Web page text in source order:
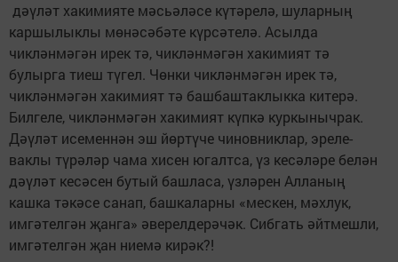
дәүләт хакимияте мәсьәләсе күтәрелә, шуларның
каршылыклы мөнәсәбәте күрсәтелә. Асылда
чикләнмәгән ирек тә, чикләнмәгән хакимият тә
булырга тиеш түгел. Чөнки чикләнмәгән ирек тә,
чикләнмәгән хакимият тә башбаштаклыкка китерә.
Билгеле, чикләнмәгән хакимият күпкә куркынычрак.
Дәүләт исеменнән эш йөртүче чиновниклар, эреле-
ваклы түрәләр чама хисен югалтса, үз кесәләре белән
дәүләт кесәсен бутый башласа, үзләрен Алланың
кашка тәкәсе санап, башкаларны «мескен, мәхлук,
имгәтелгән җанга» әверелдерәчәк. Сибгать әйтмешли,
имгәтелгән җан ниемә кирәк?!